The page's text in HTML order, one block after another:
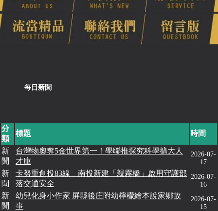
每日新聞
分
類
標題 時間
新
聞
台灣物奧奪5金世界第一！學聯推探究科學擴大人
才庫
2026-07-
17
新
聞
卡努重創投83線 南投新建「親霧橋」啟用守護部
落交通安全
2026-07-
16
新
聞
幼兒化身小作家 屏縣後庄附幼檸檬繪本說家鄉故
事
2026-07-
15